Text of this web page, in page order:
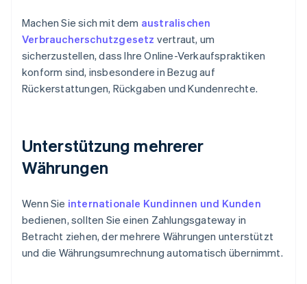
Machen Sie sich mit dem australischen
Verbraucherschutzgesetz vertraut, um
sicherzustellen, dass Ihre Online-Verkaufspraktiken
konform sind, insbesondere in Bezug auf
Rückerstattungen, Rückgaben und Kundenrechte.
Unterstützung mehrerer
Währungen
Wenn Sie internationale Kundinnen und Kunden
bedienen, sollten Sie einen Zahlungsgateway in
Betracht ziehen, der mehrere Währungen unterstützt
und die Währungsumrechnung automatisch übernimmt.